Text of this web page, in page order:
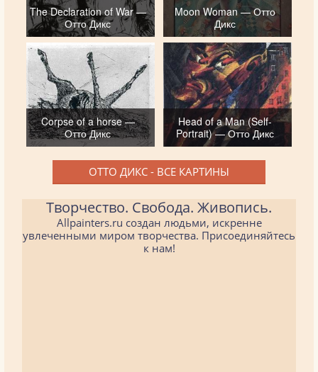
The Declaration of War —
Отто Дикс
Moon Woman — Отто
Дикс
Corpse of a horse —
Отто Дикс
Head of a Man (Self-
Portrait) — Отто Дикс
ОТТО ДИКС - ВСЕ КАРТИНЫ
Творчество. Свобода. Живопись.
Allpainters.ru создан людьми, искренне
увлеченными миром творчества. Присоединяйтесь
к нам!